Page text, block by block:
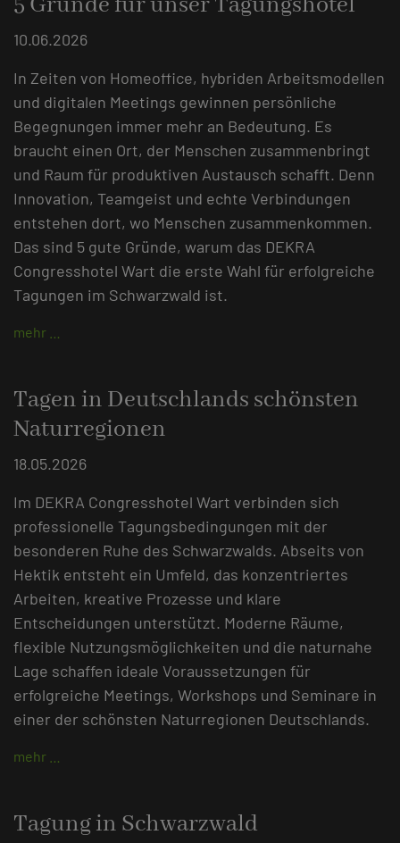
10.06.2026
In Zeiten von Homeoffice, hybriden Arbeitsmodellen
und digitalen Meetings gewinnen persönliche
Begegnungen immer mehr an Bedeutung. Es
braucht einen Ort, der Menschen zusammenbringt
und Raum für produktiven Austausch schafft. Denn
Innovation, Teamgeist und echte Verbindungen
entstehen dort, wo Menschen zusammenkommen.
Das sind 5 gute Gründe, warum das DEKRA
Congresshotel Wart die erste Wahl für erfolgreiche
Tagungen im Schwarzwald ist.
mehr …
Tagen in Deutschlands schönsten
Naturregionen
18.05.2026
Im DEKRA Congresshotel Wart verbinden sich
professionelle Tagungsbedingungen mit der
besonderen Ruhe des Schwarzwalds. Abseits von
Hektik entsteht ein Umfeld, das konzentriertes
Arbeiten, kreative Prozesse und klare
Entscheidungen unterstützt. Moderne Räume,
flexible Nutzungsmöglichkeiten und die naturnahe
Lage schaffen ideale Voraussetzungen für
erfolgreiche Meetings, Workshops und Seminare in
einer der schönsten Naturregionen Deutschlands.
mehr …
Tagung in Schwarzwald